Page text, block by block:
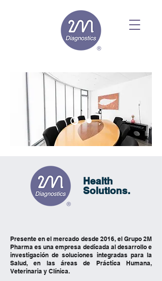
Health
Solutions.
Presente en el mercado desde 2016, el Grupo 2M
Pharma es una empresa dedicada al desarrollo e
investigación de soluciones integradas para la
Salud, en las áreas de Práctica Humana,
Veterinaria y Clínica.